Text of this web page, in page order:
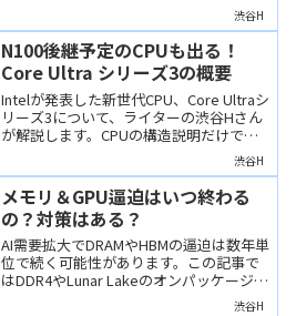
dGPUを搭載し、推定性能はPS5以上か
と。主要スペック、ゲーム性能、冷却機
構を公開情報から考察します。
渋谷H
N100後継予定のCPUも出る！
Core Ultra シリーズ3の概要
Intelが発表した新世代CPU、Core Ultraシ
リーズ3について、ライターの渋谷Hさん
が解説します。CPUの構造説明だけでな
く、パフォーマンスの予測もしていま
す。また、エントリーCPU、Wildcat
Lakeの概要についても解説。
渋谷H
メモリ＆GPU逼迫はいつ終わる
の？対策はある？
AI需要拡大でDRAMやHBMの逼迫は数年単
位で続く可能性があります。この記事で
はDDR4やLunar Lakeのオンパッケージメ
モリ、Raptor Lakeの活用といった当面の
渋谷H